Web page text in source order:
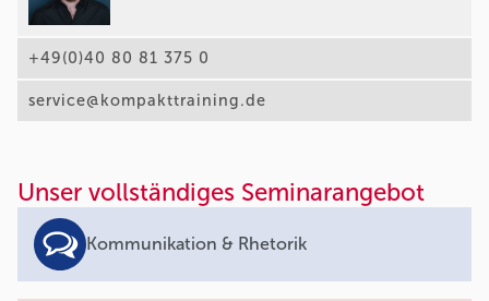
+49(0)40 80 81 375 0
service@kompakttraining.de
Unser vollständiges Seminarangebot
Kommunikation & Rhetorik